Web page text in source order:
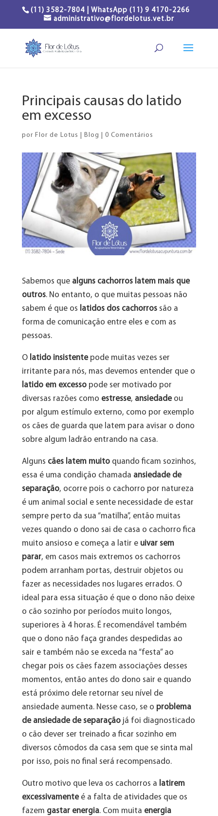
(11) 3582-7804 | WhatsApp (11) 9 4170-2266
administrativo@flordelotus.vet.br
Principais causas do latido
em excesso
por Flor de Lotus Blog 0 Comentários
Sabemos que alguns cachorros latem mais que
outros. No entanto, o que muitas pessoas não
sabem é que os latidos dos cachorrossão a
forma de comunicação entre eles e com as
pessoas.
O latido insistentepode muitas vezes ser
irritante para nós, mas devemos entender que o
latido em excessopode ser motivado por
diversas razões como estresse, ansiedadeou
por algum estímulo externo, como por exemplo
os cães de guarda que latem para avisar o dono
sobre algum ladrão entrando na casa.
Alguns cães latem muitoquando ficam sozinhos,
essa é uma condição chamada ansiedade de
separação, ocorre pois o cachorro por natureza
é um animal social e sente necessidade de estar
sempre perto da sua “matilha”, então muitas
vezes quando o dono sai de casa o cachorro fica
muito ansioso e começa a latir e uivar sem
parar, em casos mais extremos os cachorros
podem arranham portas, destruir objetos ou
fazer as necessidades nos lugares errados. O
ideal para essa situação é que o dono não deixe
o cão sozinho por períodos muito longos,
superiores à 4 horas. É recomendável também
que o dono não faça grandes despedidas ao
sair e também não se exceda na “festa” ao
chegar pois os cães fazem associações desses
momentos, então antes do dono sair e quando
está próximo dele retornar seu nível de
ansiedade aumenta. Nesse caso, se o problema
de ansiedade de separaçãojá foi diagnosticado
o cão dever ser treinado a ficar sozinho em
diversos cômodos da casa sem que se sinta mal
por isso, pois no final será recompensado.
Outro motivo que leva os cachorros a latirem
excessivamenteé a falta de atividades que os
fazem gastar energia. Com muita energia